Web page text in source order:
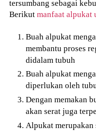
tersumbang sebagai
Berikutmanfaat alpukat
Buah alpukat
membantu proses
didalam tubuh
Buah alpukat
diperlukan oleh
Dengan memakan
akan serat juga
Alpukat merupakan